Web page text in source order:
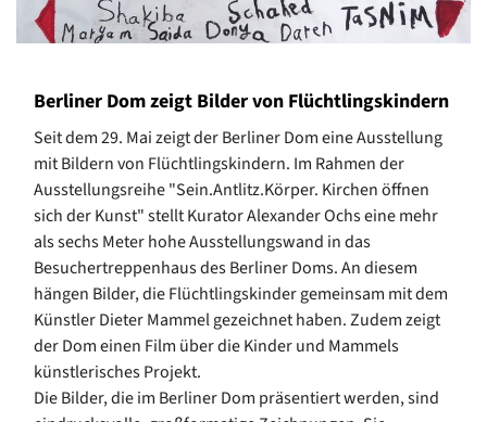
Berliner Dom zeigt Bilder von Flüchtlingskindern
Seit dem 29. Mai zeigt der Berliner Dom eine Ausstellung
mit Bildern von Flüchtlingskindern. Im Rahmen der
Ausstellungsreihe "Sein.Antlitz.Körper. Kirchen öffnen
sich der Kunst" stellt Kurator Alexander Ochs eine mehr
als sechs Meter hohe Ausstellungswand in das
Besuchertreppenhaus des Berliner Doms. An diesem
hängen Bilder, die Flüchtlingskinder gemeinsam mit dem
Künstler Dieter Mammel gezeichnet haben. Zudem zeigt
der Dom einen Film über die Kinder und Mammels
künstlerisches Projekt.
Die Bilder, die im Berliner Dom präsentiert werden, sind